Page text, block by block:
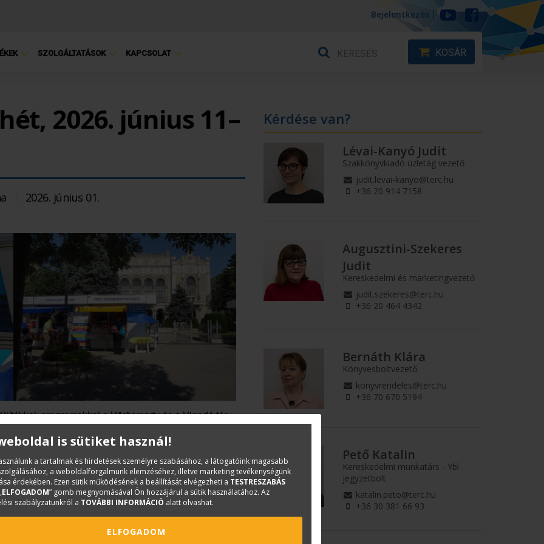
Bejelentkezés
SZOLGÁLTATÁSOK KAPCSOLAT KOSÁR
2026. június 11–
2026. június 01.
programokkal a Vörösmarty és a Vigadó tér,
mi sem bizonyítja jobban, mint az évről évre
valamint a fővárosi központi esemény
170 kiállítóval, dedikálásokkal, izgalmas
teremti meg különleges hangulatát.
Kérdése van?
Lévai-Kanyó Judit
Szakkönyvkiadó üzletág vezető
judit.levai-kanyo@terc.hu
+36 20 914 7158
Augusztini-Szekeres
Judit
Kereskedelmi és marketingvezető
judit.szekeres@terc.hu
+36 20 464 4342
Bernáth Klára
Könyvesboltvezető
konyvrendeles@terc.hu
+36 70 670 5194
Pető Katalin
Kereskedelmi munkatárs - Ybl
jegyzetbolt
katalin.peto@terc.hu
+36 30 381 66 93
is sütiket használ!
a tartalmak és hirdetések személyre szabásához, a látogatóink magasabb
a weboldalforgalmunk elemzéséhez, illetve marketing tevékenységünk
érdekében. Ezen sütik működésének a beállítását elvégezheti a TESTRESZABÁS
ELFOGADOM” gomb megnyomásával Ön hozzájárul a sütik használatához. Az
szabályzatunkról a TOVÁBBI INFORMÁCIÓ alatt olvashat.
ELFOGADOM